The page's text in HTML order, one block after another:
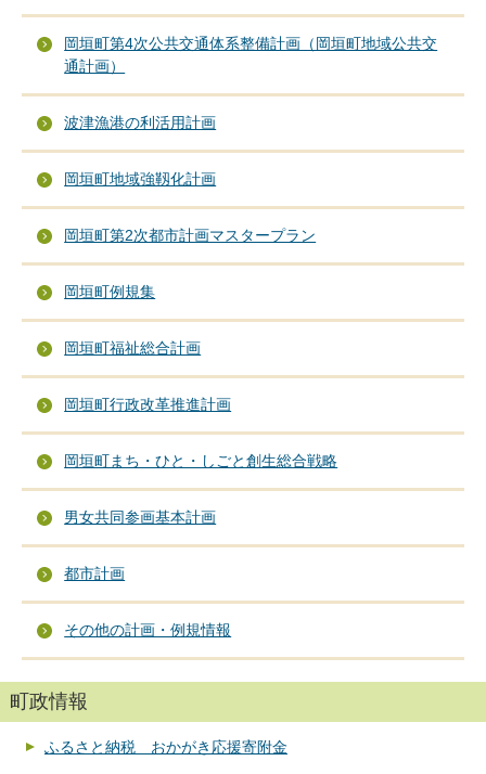
岡垣町第4次公共交通体系整備計画（岡垣町地域公共交
通計画）
波津漁港の利活用計画
岡垣町地域強靱化計画
岡垣町第2次都市計画マスタープラン
岡垣町例規集
岡垣町福祉総合計画
岡垣町行政改革推進計画
岡垣町まち・ひと・しごと創生総合戦略
男女共同参画基本計画
都市計画
その他の計画・例規情報
町政情報
ふるさと納税 おかがき応援寄附金